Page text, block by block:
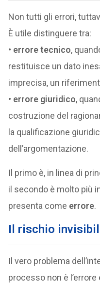
Non tutti gli errori,
È utile distinguere tra:
• errore tecnico,
restituisce un dato
imprecisa, un
• errore giuridico,
costruzione del
la qualificazione
dell’argomentazione.
Il primo è, in linea di
il secondo è molto più
presenta come errore.
Il rischio
Il vero problema
processo non è